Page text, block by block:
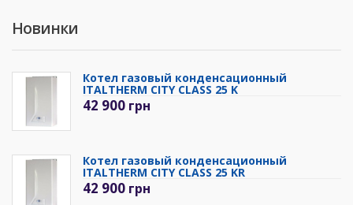
Новинки
Котел газовый конденсационный
ITALTHERM CITY CLASS 25 K
42 900 грн
Котел газовый конденсационный
ITALTHERM CITY CLASS 25 KR
42 900 грн